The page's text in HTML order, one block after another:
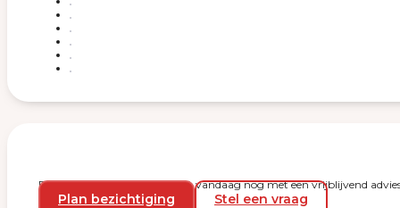
Plan een bezichtiging en start vandaag nog met een vrijblijvend
Plan bezichtiging Stel een vraag